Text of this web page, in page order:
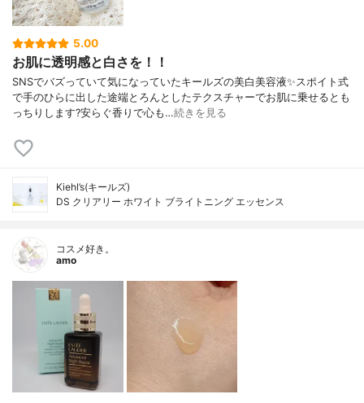
5.00
お肌に透明感と白さを！！
SNSでバズっていて気になっていたキールズの美白美容液✨スポイト式
で手のひらに出した途端とろんとしたテクスチャーでお肌に乗せるとも
っちりします?安らぐ香りで心も…続きを見る
Kiehl’s(キールズ)
DS クリアリー ホワイト ブライトニング エッセンス
コスメ好き。
amo